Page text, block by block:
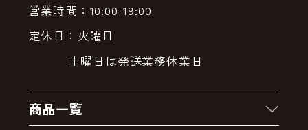
営業時間：10:00-19:00
定休日：火曜日
土曜日は発送業務休業日
商品一覧